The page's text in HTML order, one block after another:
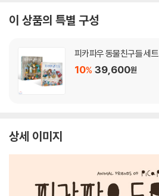
이 상품의 특별 구성
피카파우 동물친구들 세트
10% 39,600원
상세 이미지